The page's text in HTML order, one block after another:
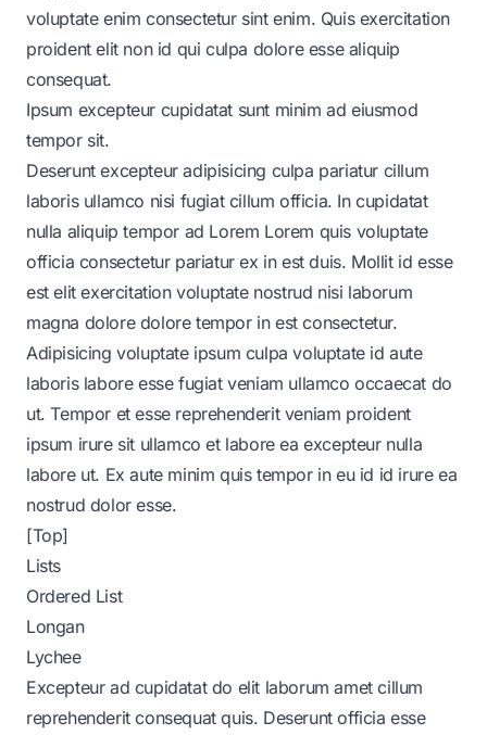
voluptate enim consectetur sint enim. Quis exercitation
proident elit non id qui culpa dolore esse aliquip
consequat.
Ipsum excepteur cupidatat sunt minim ad eiusmod
tempor sit.
Deserunt excepteur adipisicing culpa pariatur cillum
laboris ullamco nisi fugiat cillum officia. In cupidatat
nulla aliquip tempor ad Lorem Lorem quis voluptate
officia consectetur pariatur ex in est duis. Mollit id esse
est elit exercitation voluptate nostrud nisi laborum
magna dolore dolore tempor in est consectetur.
Adipisicing voluptate ipsum culpa voluptate id aute
laboris labore esse fugiat veniam ullamco occaecat do
ut. Tempor et esse reprehenderit veniam proident
ipsum irure sit ullamco et labore ea excepteur nulla
labore ut. Ex aute minim quis tempor in eu id id irure ea
nostrud dolor esse.
[Top]
Lists
Ordered List
Longan
Lychee
Excepteur ad cupidatat do elit laborum amet cillum
reprehenderit consequat quis. Deserunt officia esse